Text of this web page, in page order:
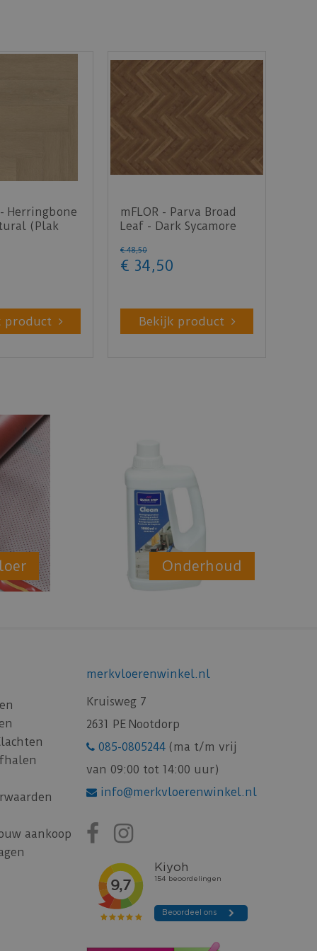
Herringbone
(Plak
product
mFLOR - Parva Broad
Leaf - Dark Sycamore
€ 48,50
€ 34,50
Bekijk product
Onderhoud
aankoop
merkvloerenwinkel.nl
Kruisweg 7
2631 PE Nootdorp
085-0805244 (ma t/m vrij
van 09:00 tot 14:00 uur)
info@merkvloerenwinkel.nl